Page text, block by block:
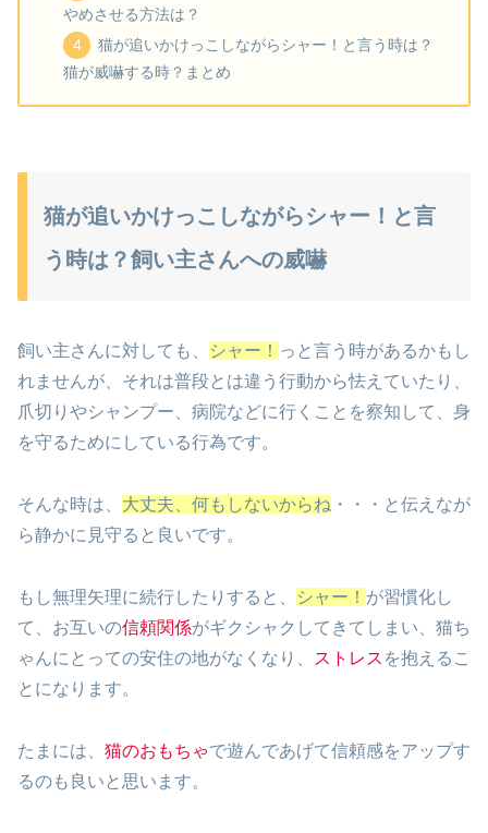
やめさせる方法は？
猫が追いかけっこしながらシャー！と言う時は？
猫が威嚇する時？まとめ
猫が追いかけっこしながらシャー！と言
う時は？飼い主さんへの威嚇
飼い主さんに対しても、 シャー！ っと言う時があるかもし
れませんが、それは普段とは違う行動から怯えていたり、
爪切りやシャンプー、病院などに行くことを察知して、身
を守るためにしている行為です。
そんな時は、 大丈夫、何もしないからね ・・・と伝えなが
ら静かに見守ると良いです。
もし無理矢理に続行したりすると、 シャー！ が習慣化し
て、お互いの信頼関係がギクシャクしてきてしまい、猫ち
ゃんにとっての安住の地がなくなり、
ストレス を抱えるこ
とになります。
たまには、 猫のおもちゃで遊んであげて信頼感をアップす
るのも良いと思います。